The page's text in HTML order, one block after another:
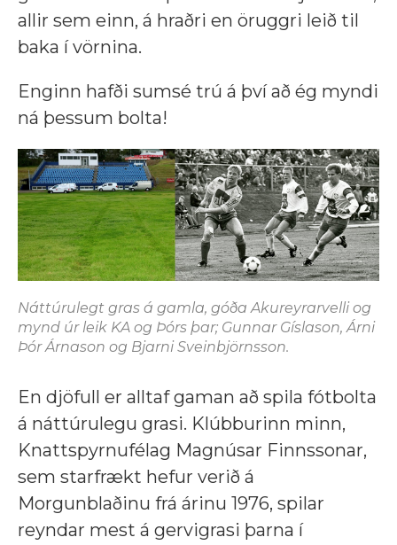
allir sem einn, á hraðri en öruggri leið til
baka í vörnina.
Enginn hafði sumsé trú á því að ég myndi
ná þessum bolta!
Náttúrulegt gras á gamla, góða Akureyrarvelli og
mynd úr leik KA og Þórs þar; Gunnar Gíslason, Árni
Þór Árnason og Bjarni Sveinbjörnsson.
En djöfull er alltaf gaman að spila fótbolta
á náttúrulegu grasi. Klúbburinn minn,
Knattspyrnufélag Magnúsar Finnssonar,
sem starfrækt hefur verið á
Morgunblaðinu frá árinu 1976, spilar
reyndar mest á gervigrasi þarna í